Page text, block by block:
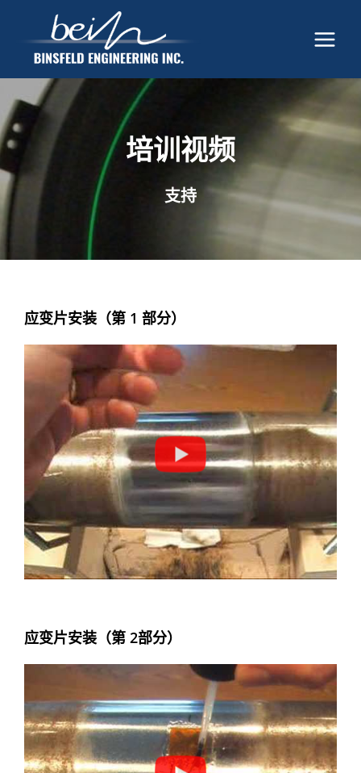
培训视频
支持
应变片安装（第 1 部分）
应变片安装（第 2部分）